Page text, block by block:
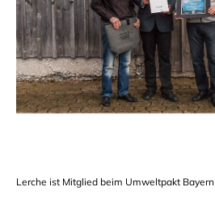
Lerche ist Mitglied beim Umweltpakt Bayern